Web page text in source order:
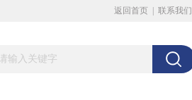
返回首页 联系我们